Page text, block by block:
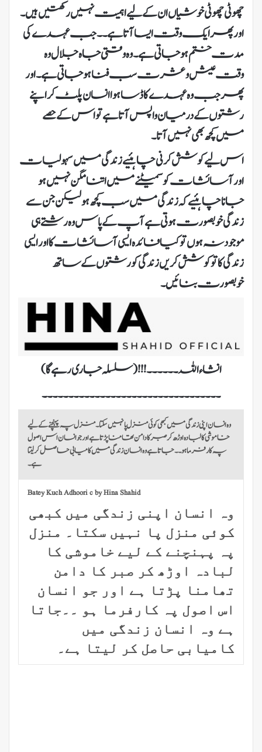
چھوٹی چھوٹی خوشیاں ان کے لیے اہمیت نہیں رکھتیں ہیں۔
اور پھر ایک وقت ایسا آتا ہے۔ ۔جب عہدے کی
مدت ختم ہو جاتی ہے۔ وہ وقتی جاہ جلال وہ
وقت عیش و عشرت سب فنا ہو جاتی ہے۔ اور
پھر جب وہ عہدے کا ڈسا ہوا انسان پلٹ کر اپنے
رشتوں کے درمیان واپس آتا ہے تو اس کے حصے
میں کچھ بھی نہیں آتا۔
اس لیے کوشش کرنی چاہئیے زندگی میں سہولیات
اور آسائشات کو سمیٹنے میں اتنا مگن نہیں ہو
جانا چاہئیے کہ زندگی میں سب کچھ ہو لیکن جن سے
زندگی خوبصورت ہوتی ہے آپ کے پاس وہ رشتے ہی
موجود نہ ہوں تو کیا فائدہ ایسی آسائشات کا اور ایسی
زندگی کا تو کوشش کریں زندگی کو رشتوں کے ساتھ
خوبصورت بنائیں۔
انشاء اللہ ۔۔۔۔۔۔!!! (سلسلہ جاری رہے گا)
وہ انسان اپنی زندگی میں کبھی کوئی منزل پا نہیں سکتا۔ منزل پہ پہنچنے کے لیے
خاموشی کا لبادہ اوڑھ کر صبر کا دامن تھامنا پڑتا ہے اور جو انسان اس اصول
پہ کارفرما ہو ۔۔جاتا ہے وہ انسان زندگی میں کامیابی حاصل کر لیتا
ہے۔
Batey Kuch Adhoori c by Hina Shahid
وہ انسان اپنی زندگی میں کبھی
کوئی منزل پا نہیں سکتا۔ منزل
پہ پہنچنے کے لیے خاموشی کا
لبادہ اوڑھ کر صبر کا دامن
تھامنا پڑتا ہے اور جو انسان
اس اصول پہ کارفرما ہو ۔۔جاتا
ہے وہ انسان زندگی میں
کامیابی حاصل کر لیتا ہے۔